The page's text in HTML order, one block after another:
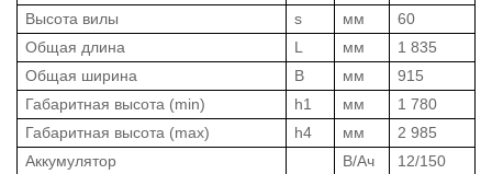
Высота вилы
s мм
60
Общая длина
L мм
1 835
Общая ширина
B мм
915
Габаритная высота (min)
h1 мм
1 780
Габаритная высота (max)
h4 мм
2 985
Аккумулятор
В/Ач
12/150